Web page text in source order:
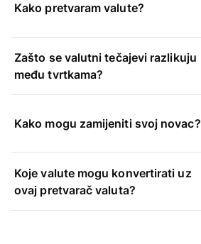
Kako pretvaram valute?
Zašto se valutni tečajevi razlikuju
među tvrtkama?
Kako mogu zamijeniti svoj novac?
Koje valute mogu konvertirati uz
ovaj pretvarač valuta?